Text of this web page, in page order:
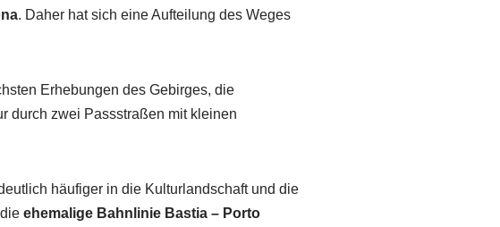
. Daher hat sich eine Aufteilung des Weges
Erhebungen des Gebirges, die
durch zwei Passstraßen mit kleinen
häufiger in die Kulturlandschaft und die
ehemalige Bahnlinie Bastia – Porto